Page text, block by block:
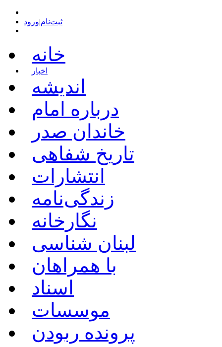
ثبت‌نام|ورود
خانه
اخبار
اندیشه
درباره امام
خاندان صدر
تاریخ شفاهی
انتشارات
زندگی‌نامه
نگارخانه
لبنان شناسی
با همراهان
اسناد
موسسات
پرونده ربودن